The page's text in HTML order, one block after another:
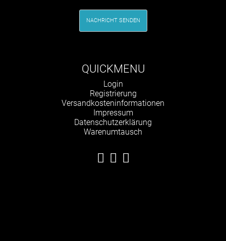
NACHRICHT SENDEN
QUICKMENU
Navigation
überspringen
Login
Registrierung
Versandkosteninformationen
Impressum
Datenschutzerklärung
Warenumtausch